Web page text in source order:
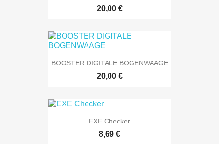
20,00 €
BOOSTER DIGITALE BOGENWAAGE
20,00 €
EXE Checker
8,69 €